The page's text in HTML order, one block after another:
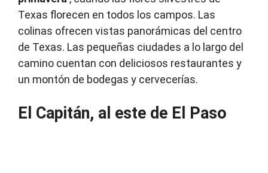
Texas florecen en todos los campos. Las
colinas ofrecen vistas panorámicas del centro
de Texas. Las pequeñas ciudades a lo largo del
camino cuentan con deliciosos restaurantes y
un montón de bodegas y cervecerías.
El Capitán, al este de El Paso